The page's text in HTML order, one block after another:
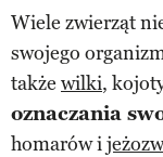
Wiele zwierząt
swojego
także wilki,
oznaczania
homarów i